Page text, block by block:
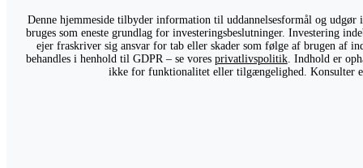
Denne hjemmeside tilbyder information til uddannelsesformål og
bruges som eneste grundlag for investeringsbeslutninger. Investering
ejer fraskriver sig ansvar for tab eller skader som følge af brugen af
behandles i henhold til GDPR – se vores privatlivspolitik. Indhold er
ikke for funktionalitet eller tilgængelighed. Konsulter